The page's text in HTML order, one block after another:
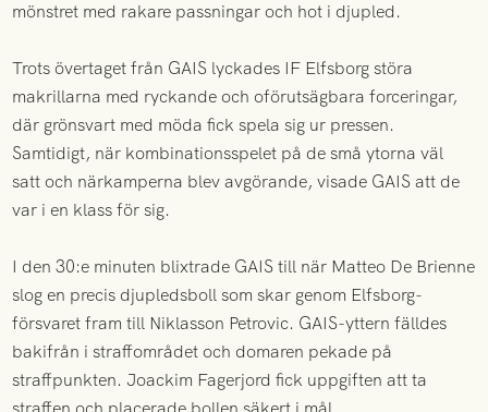
mönstret med rakare passningar och hot i djupled.
Trots övertaget från GAIS lyckades IF Elfsborg störa
makrillarna med ryckande och oförutsägbara forceringar,
där grönsvart med möda fick spela sig ur pressen.
Samtidigt, när kombinationsspelet på de små ytorna väl
satt och närkamperna blev avgörande, visade GAIS att de
var i en klass för sig.
I den 30:e minuten blixtrade GAIS till när Matteo De Brienne
slog en precis djupledsboll som skar genom Elfsborg-
försvaret fram till Niklasson Petrovic. GAIS-yttern fälldes
bakifrån i straffområdet och domaren pekade på
straffpunkten. Joackim Fagerjord fick uppgiften att ta